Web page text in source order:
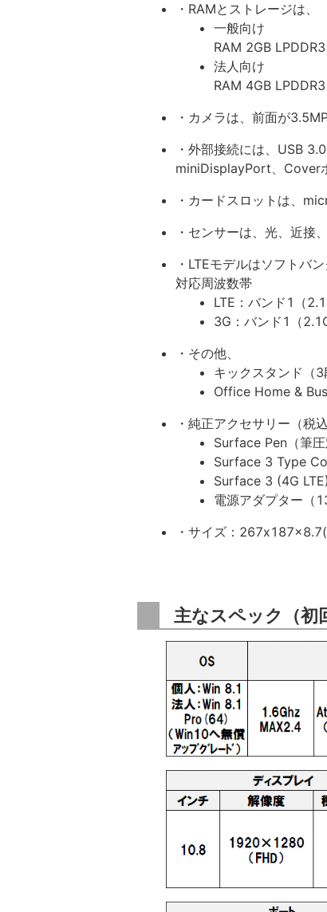
・RAMとストレージは、
一般向け
RAM 2GB
法人向け
RAM 4GB
・カメラは、前面が
・外部接続には、USB
miniDisplayPort、Cover
・カードスロットは、
・センサーは、光、近接
・LTEモデルはソフトバ
対応周波数帯
LTE：バンド1（
3G：バンド1（
・その他、
キックスタンド（3
Office Home &
・純正アクセサリー（税
Surface Pen（筆
Surface 3 Type
Surface 3 (4G
電源アダプター（
・サイズ：
主なスペック（初